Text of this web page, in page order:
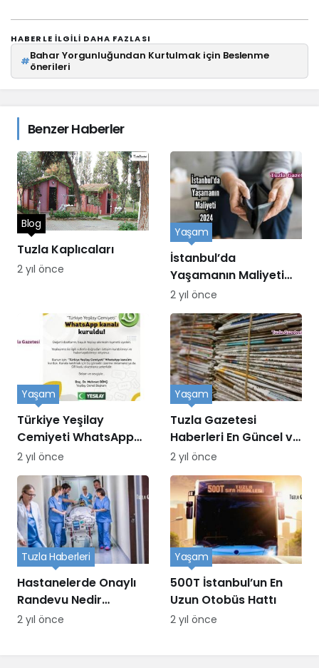
HABERLE ILGILI DAHA FAZLASI
#Bahar Yorgunluğundan Kurtulmak için Beslenme
önerileri
Benzer Haberler
Tuzla Kaplıcaları
Blog
2 yıl önce
İstanbul’da
Yaşamanın Maliyeti
2024
Yaşam
2 yıl önce
Türkiye Yeşilay
Cemiyeti WhatsApp
Kanalı Kuruldu
Yaşam
2 yıl önce
Tuzla Gazetesi
Haberleri En Güncel ve
Doğru Bilgiler
Yaşam
2 yıl önce
Hastanelerde Onaylı
Randevu Nedir
MHRS’den Nasıl
Tuzla Haberleri
2 yıl önce
500T İstanbul’un En
Uzun Otobüs Hattı
Yaşam
2 yıl önce